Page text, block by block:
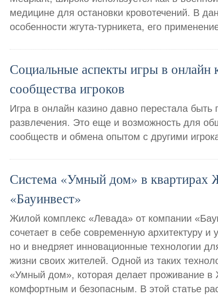
медицине для остановки кровотечений. В
особенности жгута-турникета, его
Социальные аспекты игры в онлайн
сообщества игроков
Игра в онлайн казино давно перестала быть
развлечения. Это еще и возможность для
сообществ и обмена опытом с другими
Система «Умный дом» в квартирах
«Бауинвест»
Жилой комплекс «Левада» от компании
сочетает в себе современную архитектуру и
но и внедряет инновационные технологии
жизни своих жителей. Одной из таких
«Умный дом», которая делает проживание
комфортным и безопасным. В этой статье